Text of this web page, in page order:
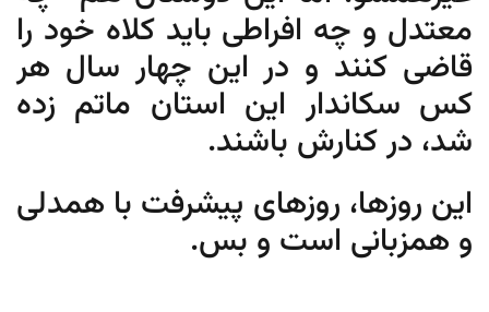
معتدل و چه افراطی باید کلاه خود را
قاضی کنند و در این چهار سال هر
کس سکاندار این استان ماتم زده
شد، در کنارش باشند.
این روزها، روزهای پیشرفت با همدلی
و همزبانی است و بس.